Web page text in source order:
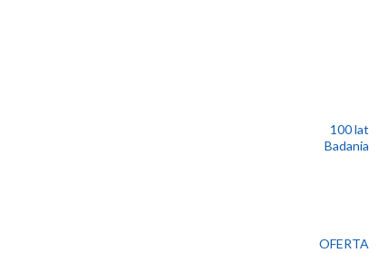
100 lat
Badania
OFERTA